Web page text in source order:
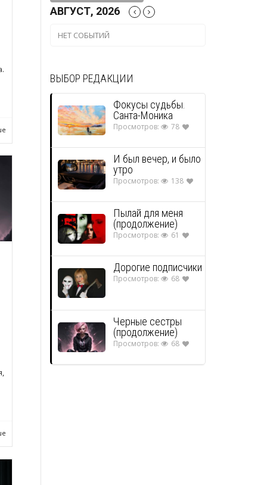
АВГУСТ, 2026
НЕТ СОБЫТИЙ
ВЫБОР РЕДАКЦИИ
Фокусы судьбы.
Санта-Моника
Просмотров: 78
И был вечер, и было
утро
Просмотров: 138
Пылай для меня
(продолжение)
Просмотров: 61
Дорогие подписчики
Просмотров: 68
Черные сестры
(продолжение)
Просмотров: 68